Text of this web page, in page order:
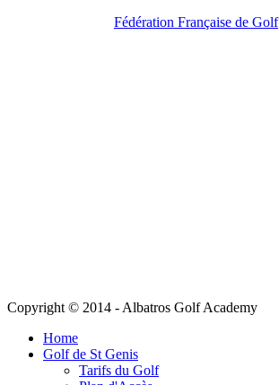
Fédération Française de Golf
Copyright © 2014 - Albatros Golf Academy
Home
Golf de St Genis
Tarifs du Golf